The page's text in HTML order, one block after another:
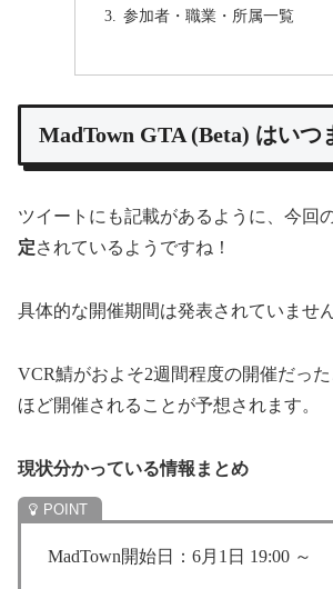
参加者・職業・所属一覧
MadTown GTA (Beta) はいつ
ツイートにも記載があるように、今回
定されているようですね！
具体的な開催期間は発表されていません
VCR鯖がおよそ2週間程度の開催だった
ほど開催されることが予想されます。
現状分かっている情報まとめ
MadTown開始日：6月1日 19:00 ～